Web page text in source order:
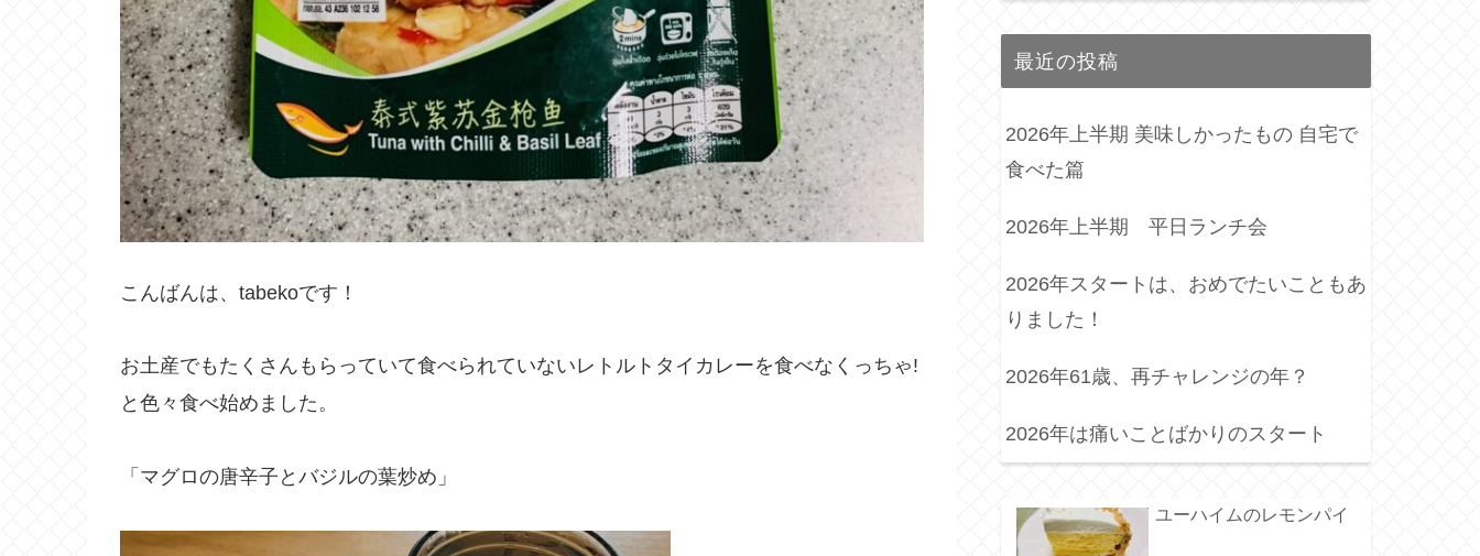
こんばんは、tabekoです！
お土産でもたくさんもらっていて食べられていないレトルトタイカレーを食べなくっちゃ!
と色々食べ始めました。
「マグロの唐辛子とバジルの葉炒め」
最近の投稿
2026年上半期 美味しかったもの 自宅で
食べた篇
2026年上半期 平日ランチ会
2026年スタートは、おめでたいこともあ
りました！
2026年61歳、再チャレンジの年？
2026年は痛いことばかりのスタート
ユーハイムのレモンパイ